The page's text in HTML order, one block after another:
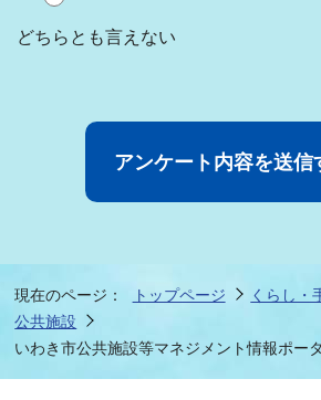
どちらとも言えない
現在のページ： トップページ くらし・
公共施設
いわき市公共施設等マネジメント情報ポー